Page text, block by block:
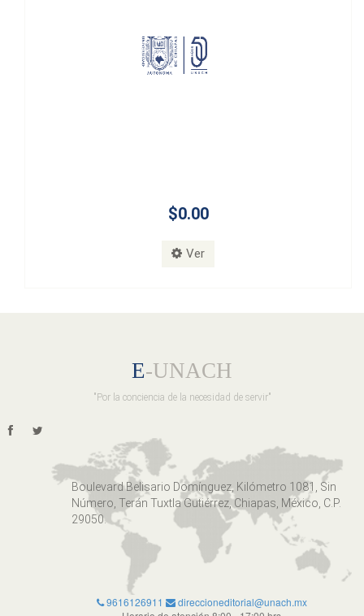
$0.00
Ver
E-UNACH
"Por la conciencia de la necesidad de servir"
Boulevard Belisario Domínguez, Kilómetro 1081, Sin
Número, Terán Tuxtla Gutiérrez, Chiapas, México, C.P.
29050.
9616126911
direccioneditorial@unach.mx